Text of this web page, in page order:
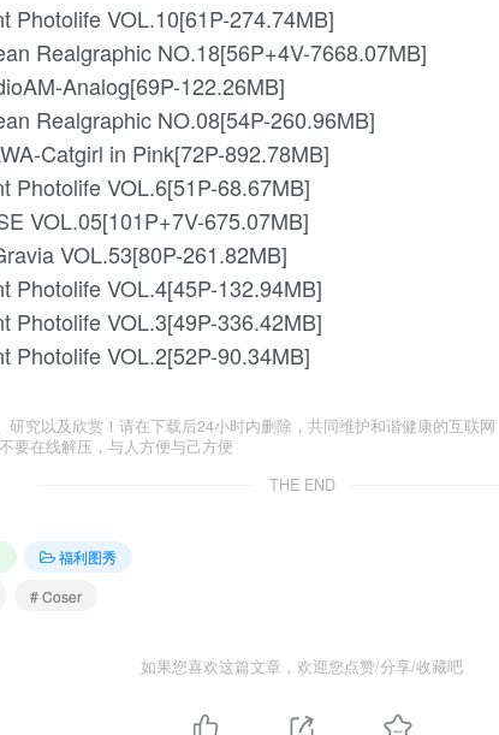
Photolife VOL.10[61P-274.74MB]
Realgraphic NO.18[56P+4V-7668.07MB]
Analog[69P-122.26MB]
Realgraphic NO.08[54P-260.96MB]
Catgirl in Pink[72P-892.78MB]
Photolife VOL.6[51P-68.67MB]
VOL.05[101P+7V-675.07MB]
VOL.53[80P-261.82MB]
Photolife VOL.4[45P-132.94MB]
Photolife VOL.3[49P-336.42MB]
Photolife VOL.2[52P-90.34MB]
究以及欣赏！请在下载后24小时内删除，共同维护和谐健康的互联网
要在线解压，与人方便与己方便
THE END
福利图秀
# Coser
如果您喜欢这篇文章，欢迎您点赞/分享/收藏吧